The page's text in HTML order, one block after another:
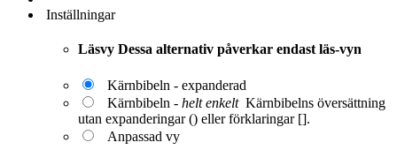
Inställningar
Läsvy Dessa alternativ påverkar endast läs-vyn
Kärnbibeln - expanderad
Kärnbibeln - helt enkelt Kärnbibelns översättning
utan expanderingar () eller förklaringar [].
Anpassad vy